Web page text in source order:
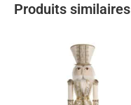
Produits similaires